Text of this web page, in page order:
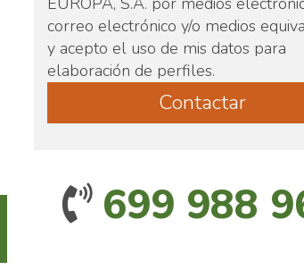
correo electrónico y/o medios
y acepto el uso de mis datos para
elaboración de perfiles.
699 988